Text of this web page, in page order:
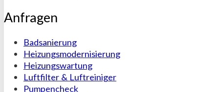
Anfragen
Badsanierung
Heizungsmodernisierung
Heizungswartung
Luftfilter & Luftreiniger
Pumpencheck